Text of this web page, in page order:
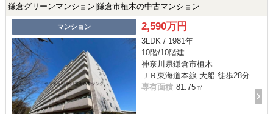
鎌倉グリーンマンション|鎌倉市植木の中古マンション
マンション 2,590万円
3LDK / 1981年
10階/10階建
神奈川県鎌倉市植木
ＪＲ東海道本線 大船 徒歩28分
専有面積 81.75㎡